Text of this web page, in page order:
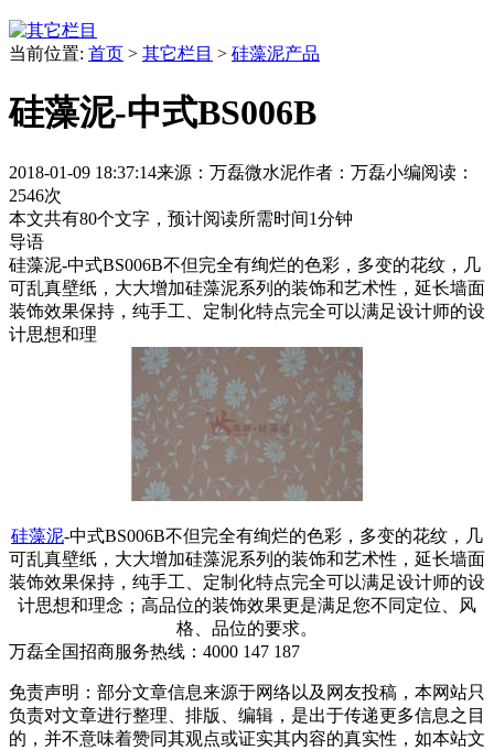
当前位置: 首页 > 其它栏目 > 硅藻泥产品
硅藻泥-中式BS006B
2018-01-09 18:37:14来源：万磊微水泥作者：万磊小编阅读：
2546次
本文共有80个文字，预计阅读所需时间1分钟
导语
硅藻泥-中式BS006B不但完全有绚烂的色彩，多变的花纹，几
可乱真壁纸，大大增加硅藻泥系列的装饰和艺术性，延长墙面
装饰效果保持，纯手工、定制化特点完全可以满足设计师的设
计思想和理
硅藻泥-中式BS006B不但完全有绚烂的色彩，多变的花纹，几
可乱真壁纸，大大增加硅藻泥系列的装饰和艺术性，延长墙面
装饰效果保持，纯手工、定制化特点完全可以满足设计师的设
计思想和理念；高品位的装饰效果更是满足您不同定位、风
格、品位的要求。
万磊全国招商服务热线： 4000 147 187
免责声明：部分文章信息来源于网络以及网友投稿，本网站只
负责对文章进行整理、排版、编辑，是出于传递更多信息之目
的，并不意味着赞同其观点或证实其内容的真实性，如本站文